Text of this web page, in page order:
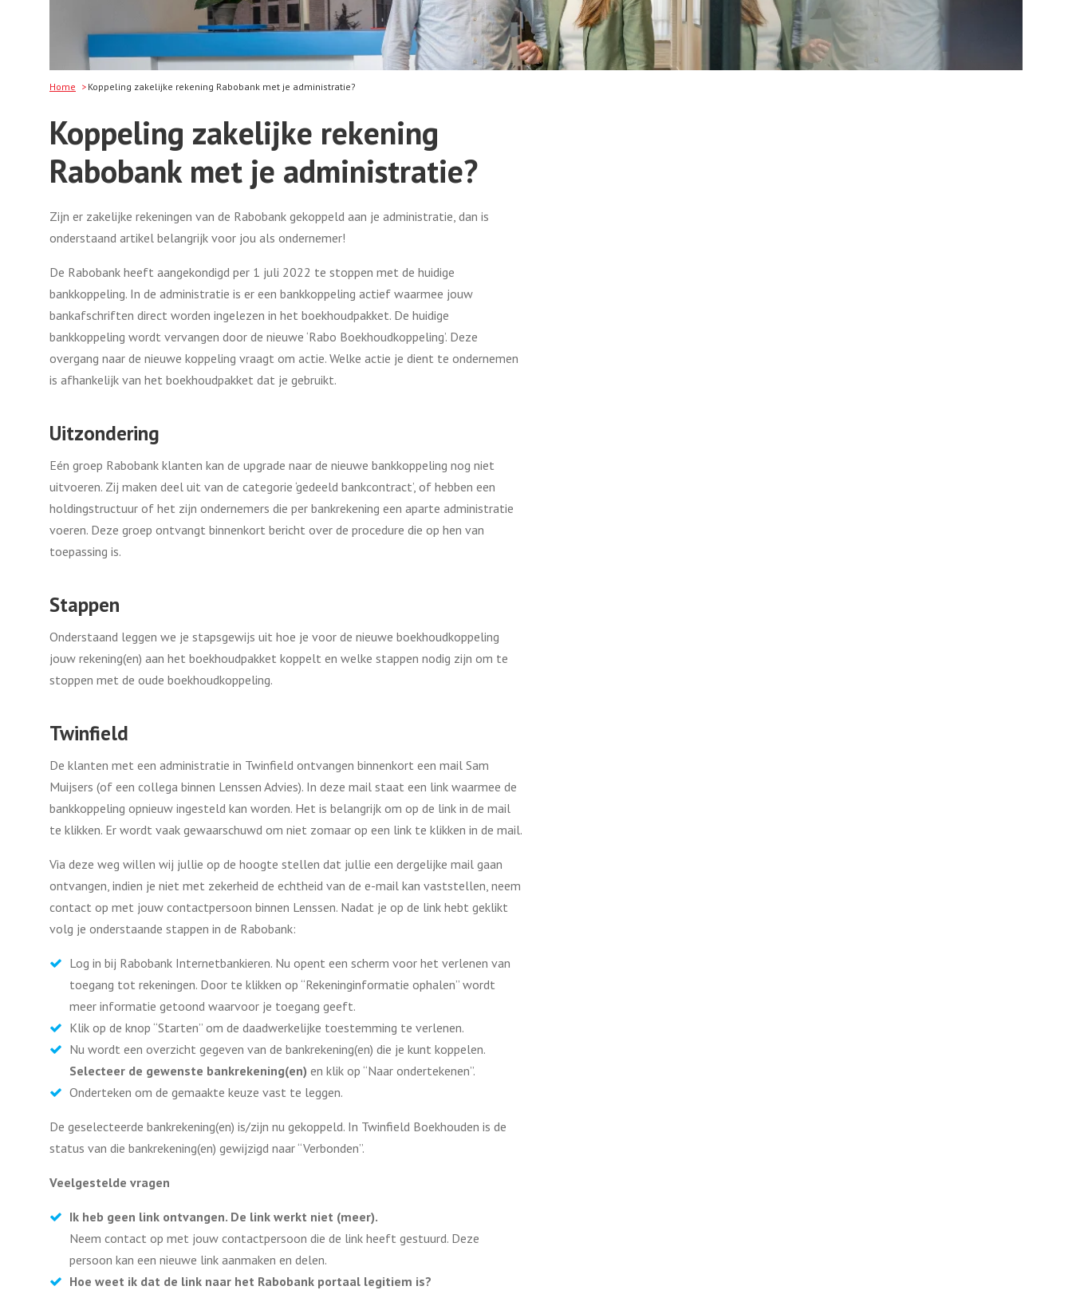
Home Koppeling zakelijke rekening Rabobank met je administratie?
Koppeling zakelijke rekening
Rabobank met je administratie?
Zijn er zakelijke rekeningen van de Rabobank gekoppeld aan je administratie, dan is
onderstaand artikel belangrijk voor jou als ondernemer!
De Rabobank heeft aangekondigd per 1 juli 2022 te stoppen met de huidige
bankkoppeling. In de administratie is er een bankkoppeling actief waarmee jouw
bankafschriften direct worden ingelezen in het boekhoudpakket. De huidige
bankkoppeling wordt vervangen door de nieuwe ‘Rabo Boekhoudkoppeling’. Deze
overgang naar de nieuwe koppeling vraagt om actie. Welke actie je dient te ondernemen
is afhankelijk van het boekhoudpakket dat je gebruikt.
Uitzondering
Eén groep Rabobank klanten kan de upgrade naar de nieuwe bankkoppeling nog niet
uitvoeren. Zij maken deel uit van de categorie ‘gedeeld bankcontract’, of hebben een
holdingstructuur of het zijn ondernemers die per bankrekening een aparte administratie
voeren. Deze groep ontvangt binnenkort bericht over de procedure die op hen van
toepassing is.
Stappen
Onderstaand leggen we je stapsgewijs uit hoe je voor de nieuwe boekhoudkoppeling
jouw rekening(en) aan het boekhoudpakket koppelt en welke stappen nodig zijn om te
stoppen met de oude boekhoudkoppeling.
Twinfield
De klanten met een administratie in Twinfield ontvangen binnenkort een mail Sam
Muijsers (of een collega binnen Lenssen Advies). In deze mail staat een link waarmee de
bankkoppeling opnieuw ingesteld kan worden. Het is belangrijk om op de link in de mail
te klikken. Er wordt vaak gewaarschuwd om niet zomaar op een link te klikken in de mail.
Via deze weg willen wij jullie op de hoogte stellen dat jullie een dergelijke mail gaan
ontvangen, indien je niet met zekerheid de echtheid van de e-mail kan vaststellen, neem
contact op met jouw contactpersoon binnen Lenssen. Nadat je op de link hebt geklikt
volg je onderstaande stappen in de Rabobank:
Log in bij Rabobank Internetbankieren. Nu opent een scherm voor het verlenen van
toegang tot rekeningen. Door te klikken op “Rekeninginformatie ophalen” wordt
meer informatie getoond waarvoor je toegang geeft.
Klik op de knop “Starten” om de daadwerkelijke toestemming te verlenen.
Nu wordt een overzicht gegeven van de bankrekening(en) die je kunt koppelen.
Selecteer de gewenste bankrekening(en) en klik op “Naar ondertekenen”.
Onderteken om de gemaakte keuze vast te leggen.
De geselecteerde bankrekening(en) is/zijn nu gekoppeld. In Twinfield Boekhouden is de
status van die bankrekening(en) gewijzigd naar “Verbonden”.
Veelgestelde vragen
Ik heb geen link ontvangen. De link werkt niet (meer).
Neem contact op met jouw contactpersoon die de link heeft gestuurd. Deze
persoon kan een nieuwe link aanmaken en delen.
Hoe weet ik dat de link naar het Rabobank portaal legitiem is?